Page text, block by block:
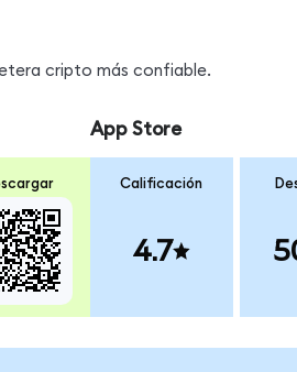
cripto más confiable.
App Store
Calificación
4.7